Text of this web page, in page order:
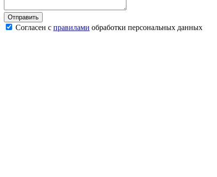
Согласен с правилами обработки персональных данных